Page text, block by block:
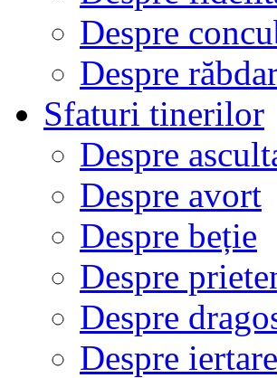
Despre
Despre
Sfaturi tinerilor
Despre
Despre avort
Despre beție
Despre
Despre
Despre iertare